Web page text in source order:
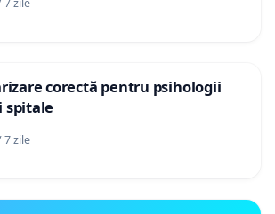
corectă pentru psihologii
spitale
7 zile